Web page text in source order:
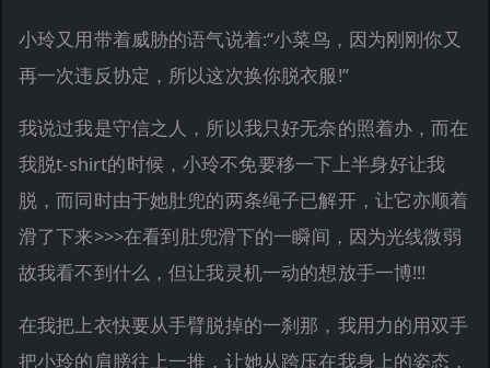
小玲又用带着威胁的语气说着:“小菜鸟，因为刚刚你又
再一次违反协定，所以这次换你脱衣服!”
我说过我是守信之人，所以我只好无奈的照着办，而在
我脱t-shirt的时候，小玲不免要移一下上半身好让我
脱，而同时由于她肚兜的两条绳子已解开，让它亦顺着
滑了下来>>>在看到肚兜滑下的一瞬间，因为光线微弱
故我看不到什么，但让我灵机一动的想放手一博!!!
在我把上衣快要从手臂脱掉的一刹那，我用力的用双手
把小玲的肩膀往上一推，让她从跨压在我身上的姿态，